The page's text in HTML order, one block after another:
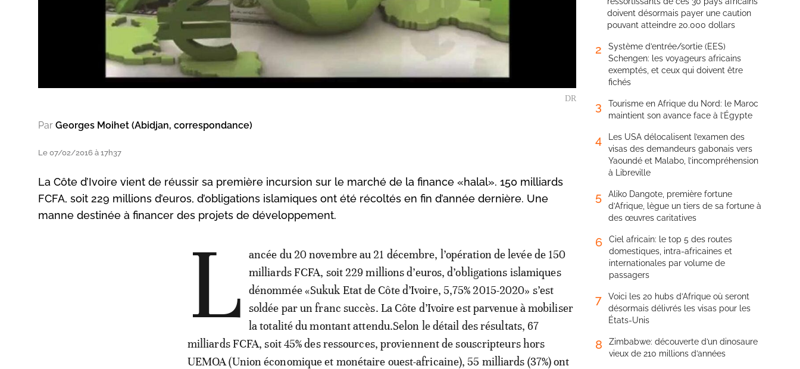
DR
Par Georges Moihet (Abidjan, correspondance)
Le 07/02/2016 à 17h37
La Côte d’Ivoire vient de réussir sa première incursion sur le marché de la finance «halal». 150 milliards
FCFA, soit 229 millions d’euros, d’obligations islamiques ont été récoltés en fin d’année dernière. Une
manne destinée à financer des projets de développement.
L
ancée du 20 novembre au 21 décembre, l’opération de levée de 150
milliards FCFA, soit 229 millions d’euros, d’obligations islamiques
dénommée «Sukuk Etat de Côte d’Ivoire, 5,75% 2015-2020» s’est
soldée par un franc succès. La Côte d’Ivoire est parvenue à mobiliser
la totalité du montant attendu.Selon le détail des résultats, 67
milliards FCFA, soit 45% des ressources, proviennent de souscripteurs hors
UEMOA (Union économique et monétaire ouest-africaine), 55 milliards (37%) ont
doivent désormais payer une caution
pouvant atteindre 20.000 dollars
2
Système d’entrée/sortie (EES)
Schengen: les voyageurs africains
exemptés, et ceux qui doivent être
fichés
3
Tourisme en Afrique du Nord: le Maroc
maintient son avance face à l’Égypte
4
Les USA délocalisent l’examen des
visas des demandeurs gabonais vers
Yaoundé et Malabo, l’incompréhension
à Libreville
5
Aliko Dangote, première fortune
d’Afrique, lègue un tiers de sa fortune à
des œuvres caritatives
6
Ciel africain: le top 5 des routes
domestiques, intra-africaines et
internationales par volume de
passagers
7
Voici les 20 hubs d’Afrique où seront
désormais délivrés les visas pour les
États-Unis
8
Zimbabwe: découverte d’un dinosaure
vieux de 210 millions d’années